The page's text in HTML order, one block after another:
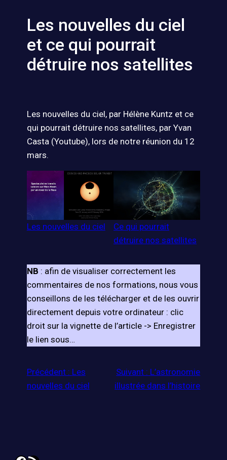
Les nouvelles du ciel
et ce qui pourrait
détruire nos satellites
Les nouvelles du ciel, par Hélène Kuntz et ce
qui pourrait détruire nos satellites, par Yvan
Casta (Youtube), lors de notre réunion du 12
mars.
Les nouvelles du ciel
Ce qui pourrait
détruire nos satellites
NB : afin de visualiser correctement les
commentaires de nos formations, nous vous
conseillons de les télécharger et de les ouvrir
directement depuis votre ordinateur : clic
droit sur la vignette de l’article -> Enregistrer
le lien sous…
Précédent : Les
nouvelles du ciel
Suivant : L’astronomie
illustrée dans l’histoire